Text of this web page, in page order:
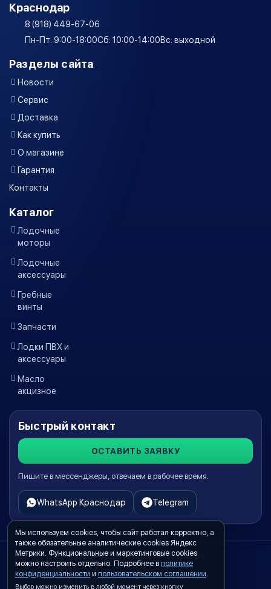
Краснодар
8 (918) 449-67-06
Пн-Пт: 9:00-18:00Сб: 10:00-14:00Вс: выходной
Разделы сайта
Новости
Сервис
Доставка
Как купить
О магазине
Гарантия
Контакты
Каталог
Лодочные
моторы
Лодочные
аксессуары
Гребные
винты
Запчасти
Лодки ПВХ и
аксессуары
Масло
акцизное
Быстрый контакт
ОСТАВИТЬ ЗАЯВКУ
Пишите в мессенджеры, отвечаем в рабочее время.
WhatsApp Краснодар Telegram
Согласие на обработку персональных
данных
Политика
Мы используем cookies, чтобы сайт работал корректно, а
также обязательные аналитические cookies Яндекс
Метрики. Функциональные и маркетинговые cookies
можно настроить отдельно. Подробнее в политике
конфиденциальности и пользовательском соглашении.
Выбор можно изменить в любой момент через кнопку